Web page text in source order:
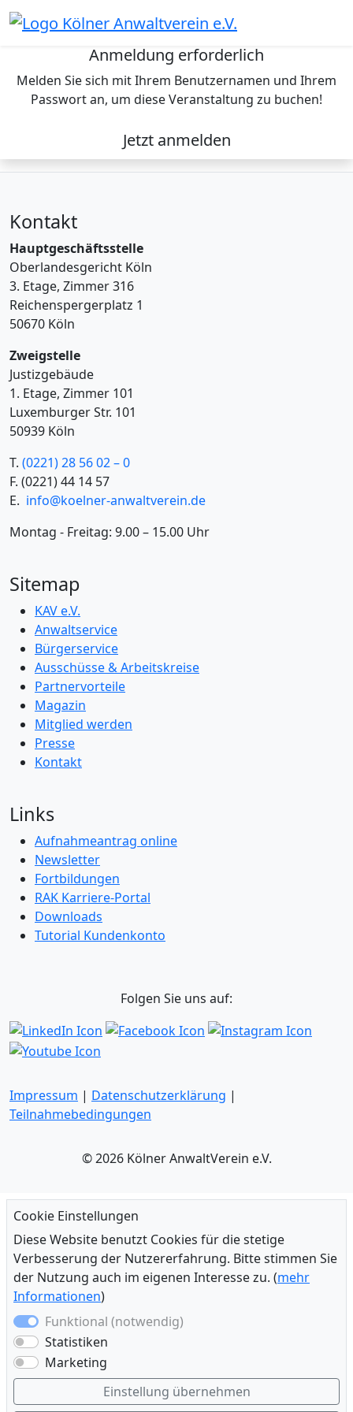
Skip
to
Anmeldung erforderlich
Melden Sie sich mit Ihrem Benutzernamen und Ihrem
Passwort an, um diese Veranstaltung zu buchen!
Jetzt anmelden
Kontakt
Hauptgeschäftsstelle
Oberlandesgericht Köln
3. Etage, Zimmer 316
Reichenspergerplatz 1
50670 Köln
Zweigstelle
Justizgebäude
1. Etage, Zimmer 101
Luxemburger Str. 101
50939 Köln
T. (0221) 28 56 02 – 0
F. (0221) 44 14 57
E. info@koelner-anwaltverein.de
Montag - Freitag: 9.00 – 15.00 Uhr
Sitemap
KAV e.V.
Anwaltservice
Bürgerservice
Ausschüsse & Arbeitskreise
Partnervorteile
Magazin
Mitglied werden
Presse
Kontakt
Links
Aufnahmeantrag online
Newsletter
Fortbildungen
RAK Karriere-Portal
Downloads
Tutorial Kundenkonto
Folgen Sie uns auf:
Impressum | Datenschutzerklärung |
Teilnahmebedingungen
© 2026 Kölner AnwaltVerein e.V.
Cookie Einstellungen
Diese Website benutzt Cookies für die stetige
Verbesserung der Nutzererfahrung. Bitte stimmen Sie
der Nutzung auch im eigenen Interesse zu. (mehr
Informationen)
Funktional (notwendig)
Statistiken
Marketing
Einstellung übernehmen